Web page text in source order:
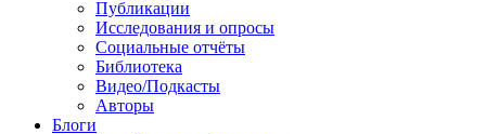
Публикации
Исследования и опросы
Социальные отчёты
Библиотека
Видео/Подкасты
Авторы
Блоги